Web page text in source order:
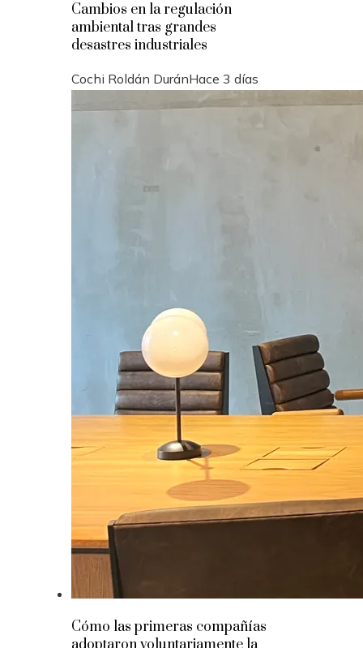
Cambios en la regulación
ambiental tras grandes
desastres industriales
Cochi Roldán DuránHace 3 días
Cómo las primeras compañías